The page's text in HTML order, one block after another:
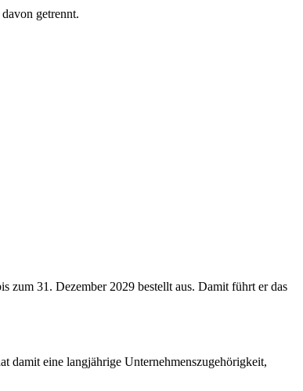
getrennt.
zum 31. Dezember 2029 bestellt aus. Damit führt er das
damit eine langjährige Unternehmenszugehörigkeit,